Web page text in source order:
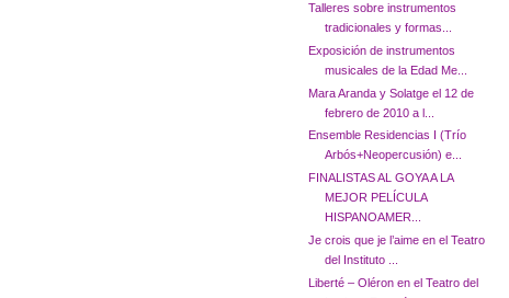
Talleres sobre instrumentos
tradicionales y formas...
Exposición de instrumentos
musicales de la Edad Me...
Mara Aranda y Solatge el 12 de
febrero de 2010 a l...
Ensemble Residencias I (Trío
Arbós+Neopercusión) e...
FINALISTAS AL GOYA A LA
MEJOR PELÍCULA
HISPANOAMER...
Je crois que je l’aime en el Teatro
del Instituto ...
Liberté – Oléron en el Teatro del